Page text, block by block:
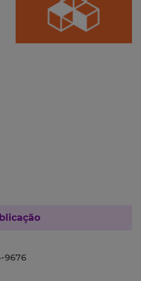
9676